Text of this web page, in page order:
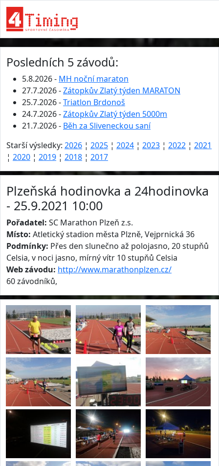
Posledních 5 závodů:
5.8.2026 - MH noční maraton
27.7.2026 -Zátopkův Zlatý týden MARATON
25.7.2026 -Triatlon Brdonoš
24.7.2026 -Zátopkův Zlatý týden 5000m
21.7.2026 - Běh za Sliveneckou saní
Starší výsledky: 2026 ¦ 2025 ¦ 2024 ¦ 2023 ¦ 2022 ¦ 2021
¦ 2020 ¦ 2019 ¦ 2018 ¦ 2017
Plzeňská hodinovka a 24hodinovka
- 25.9.2021 10:00
Pořadatel: SC Marathon Plzeň z.s.
Místo: Atletický stadion města Plzně, Vejprnická 36
Podmínky: Přes den slunečno až polojasno, 20 stupňů
Celsia, v noci jasno, mírný vítr 10 stupňů Celsia
Web závodu: http://www.marathonplzen.cz/
60 závodníků,